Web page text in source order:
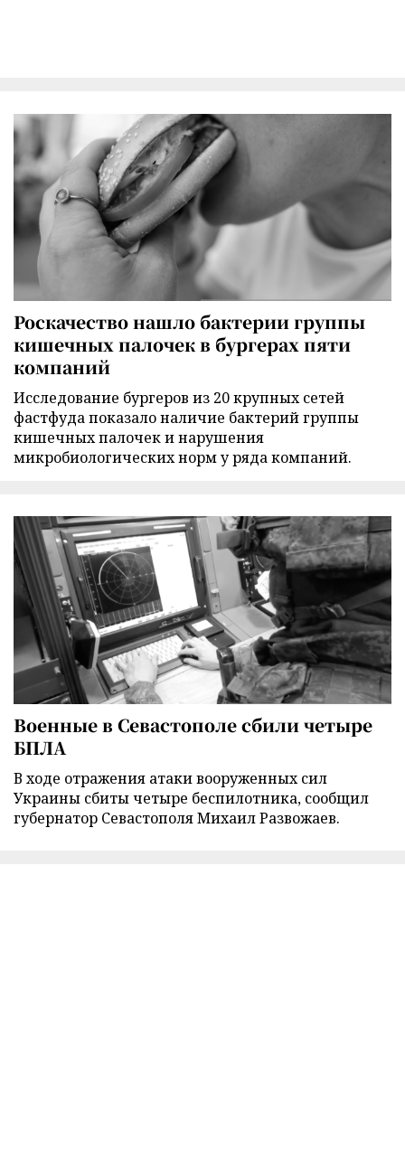
Роскачество нашло бактерии группы
кишечных палочек в бургерах пяти
компаний
Исследование бургеров из 20 крупных сетей
фастфуда показало наличие бактерий группы
кишечных палочек и нарушения
микробиологических норм у ряда компаний.
Военные в Севастополе сбили четыре
БПЛА
В ходе отражения атаки вооруженных сил
Украины сбиты четыре беспилотника, сообщил
губернатор Севастополя Михаил Развожаев.